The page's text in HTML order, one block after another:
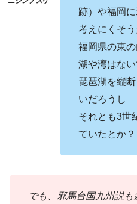
跡）や福岡
考えにくそ
福岡県の東
湖や湾はな
琵琶湖を縦
いだろうし
それとも3世
ていたとか？
でも、邪馬台国九州説も